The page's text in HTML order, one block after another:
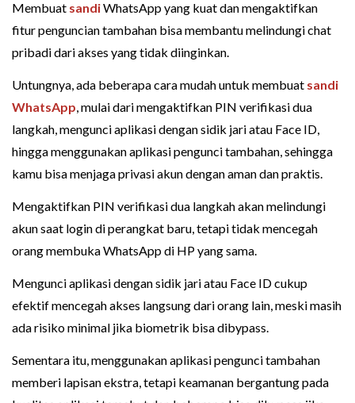
Membuat sandiWhatsApp yang kuat dan mengaktifkan
fitur penguncian tambahan bisa membantu melindungi chat
pribadi dari akses yang tidak diinginkan.
Untungnya, ada beberapa cara mudah untuk membuat sandi
WhatsApp, mulai dari mengaktifkan PIN verifikasi dua
langkah, mengunci aplikasi dengan sidik jari atau Face ID,
hingga menggunakan aplikasi pengunci tambahan, sehingga
kamu bisa menjaga privasi akun dengan aman dan praktis.
Mengaktifkan PIN verifikasi dua langkah akan melindungi
akun saat login di perangkat baru, tetapi tidak mencegah
orang membuka WhatsApp di HP yang sama.
Mengunci aplikasi dengan sidik jari atau Face ID cukup
efektif mencegah akses langsung dari orang lain, meski masih
ada risiko minimal jika biometrik bisa dibypass.
Sementara itu, menggunakan aplikasi pengunci tambahan
memberi lapisan ekstra, tetapi keamanan bergantung pada